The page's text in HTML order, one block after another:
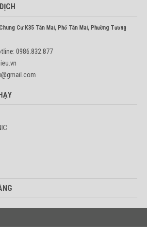
Cư K35 Tân Mai, Phố Tân Mai, Phường Tương
0986.832.877